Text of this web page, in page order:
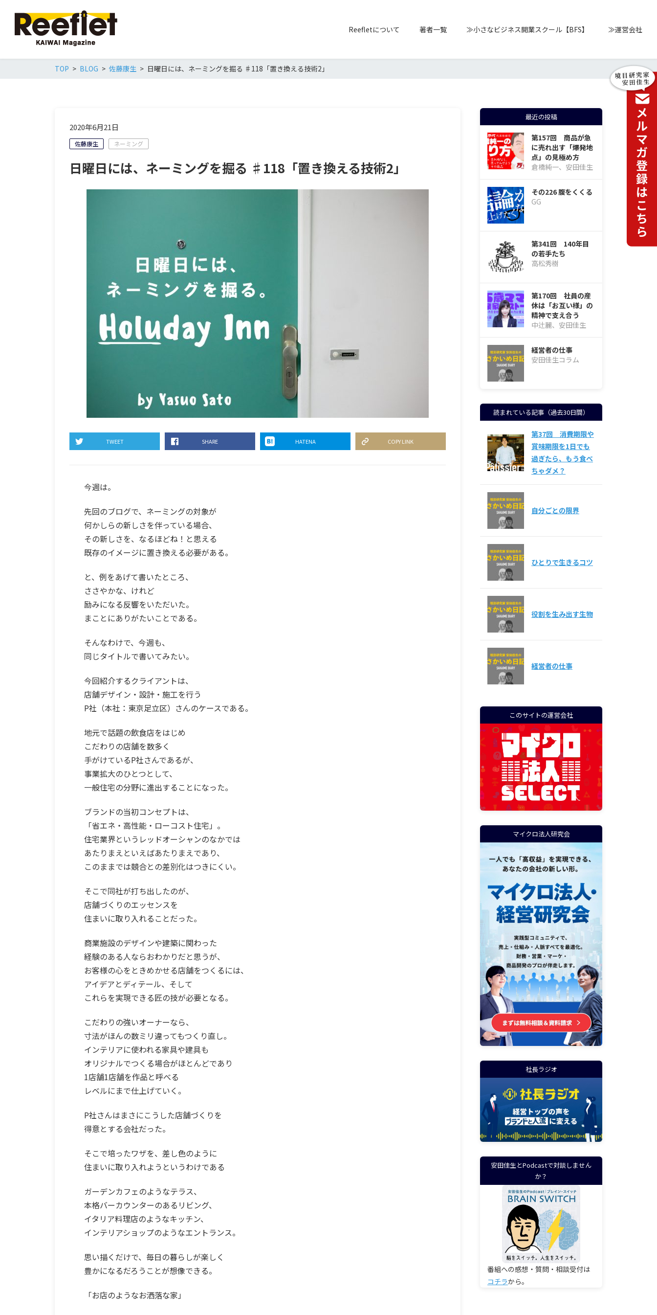
Reefletについて 著者一覧 ≫小さなビジネス開業スクール【BFS】 ≫運営会社
TOP BLOG 佐藤康生 日曜日には、ネーミングを掘る ♯118「置き換える技術2」
2020年6月21日
佐藤康生 ネーミング
日曜日には、ネーミングを掘る ♯118「置き換える技術2」
TWEET SHARE HATENA COPY LINK
今週は。
先回のブログで、ネーミングの対象が
何かしらの新しさを伴っている場合、
その新しさを、なるほどね！と思える
既存のイメージに置き換える必要がある。
と、例をあげて書いたところ、
ささやかな、けれど
励みになる反響をいただいた。
まことにありがたいことである。
そんなわけで、今週も、
同じタイトルで書いてみたい。
今回紹介するクライアントは、
店舗デザイン・設計・施工を行う
P社（本社：東京足立区）さんのケースである。
地元で話題の飲食店をはじめ
こだわりの店舗を数多く
手がけているP社さんであるが、
事業拡大のひとつとして、
一般住宅の分野に進出することになった。
ブランドの当初コンセプトは、
「省エネ・高性能・ローコスト住宅」。
住宅業界というレッドオーシャンのなかでは
あたりまえといえばあたりまえであり、
このままでは競合との差別化はつきにくい。
そこで同社が打ち出したのが、
店舗づくりのエッセンスを
住まいに取り入れることだった。
商業施設のデザインや建築に関わった
経験のある人ならおわかりだと思うが、
お客様の心をときめかせる店舗をつくるには、
アイデアとディテール、そして
これらを実現できる匠の技が必要となる。
こだわりの強いオーナーなら、
寸法がほんの数ミリ違ってもつくり直し。
インテリアに使われる家具や建具も
オリジナルでつくる場合がほとんどであり
1店舗1店舗を作品と呼べる
レベルにまで仕上げていく。
P社さんはまさにこうした店舗づくりを
得意とする会社だった。
そこで培ったワザを、差し色のように
住まいに取り入れようというわけである
ガーデンカフェのようなテラス、
本格バーカウンターのあるリビング、
イタリア料理店のようなキッチン、
インテリアショップのようなエントランス。
思い描くだけで、毎日の暮らしが楽しく
豊かになるだろうことが想像できる。
「お店のようなお洒落な家」
最近の投稿
第157回 商品が急
に売れ出す「爆発地
点」の見極め方
倉橋純一、安田佳生
その226 腹をくくる
GG
第341回 140年目
の若手たち
高松秀樹
第170回 社員の産
休は「お互い様」の
精神で支え合う
中辻麗、安田佳生
経営者の仕事
安田佳生コラム
読まれている記事（過去30日間）
第37回 消費期限や
賞味期限を1日でも
過ぎたら、もう食べ
ちゃダメ？
自分ごとの限界
ひとりで生きるコツ
役割を生み出す生物
経営者の仕事
このサイトの運営会社
マイクロ法人研究会
社長ラジオ
安田佳生とPodcastで対談しません
か？
番組への感想・質問・相談受付は
コチラから。